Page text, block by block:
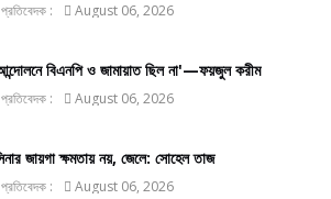
: August 06, 2026
বিএনপি ও জামায়াত ছিল না'—ফয়জুল করীম
: August 06, 2026
জায়গা ক্ষমতায় নয়, জেলে: সোহেল তাজ
: August 06, 2026